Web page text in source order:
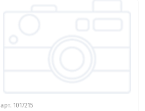
арт.1017215